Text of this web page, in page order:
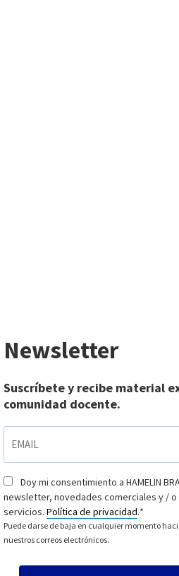
Newsletter
Suscríbete y recibe material
comunidad docente.
Consentimiento*
Doy mi consentimiento a HAMELIN
newsletter, novedades comerciales y /
servicios. Política de privacidad.*
Puede darse de baja en cualquier momento
nuestros correos electrónicos.